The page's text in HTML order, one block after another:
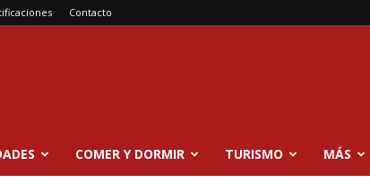
Contacto
COMER Y DORMIR TURISMO MÁS